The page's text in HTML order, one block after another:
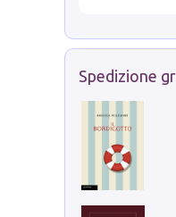
Spedizione